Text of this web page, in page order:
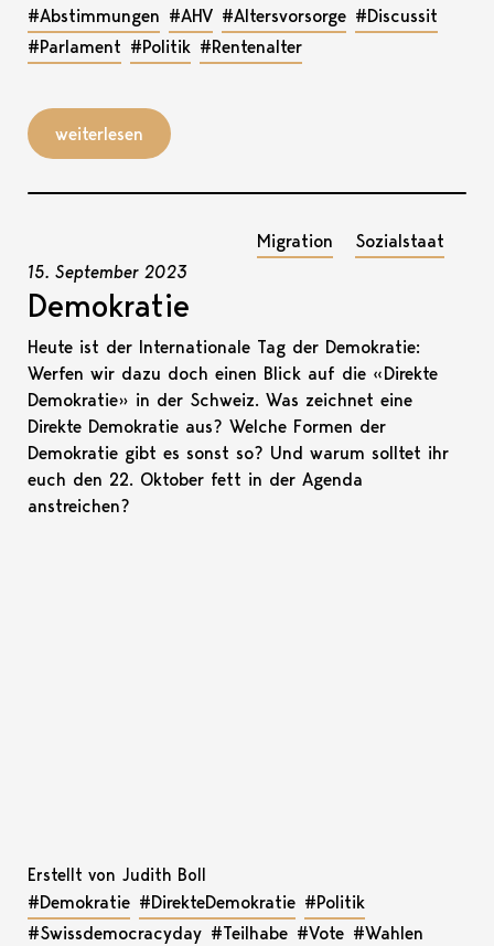
#Abstimmungen #AHV #Altersvorsorge #Discussit
#Parlament #Politik #Rentenalter
weiterlesen
Migration Sozialstaat
15. September 2023
Demokratie
Heute ist der Internationale Tag der Demokratie:
Werfen wir dazu doch einen Blick auf die «Direkte
Demokratie» in der Schweiz. Was zeichnet eine
Direkte Demokratie aus? Welche Formen der
Demokratie gibt es sonst so? Und warum solltet ihr
euch den 22. Oktober fett in der Agenda
anstreichen?
Erstellt von Judith Boll
#Demokratie #DirekteDemokratie #Politik
#Swissdemocracyday #Teilhabe #Vote #Wahlen